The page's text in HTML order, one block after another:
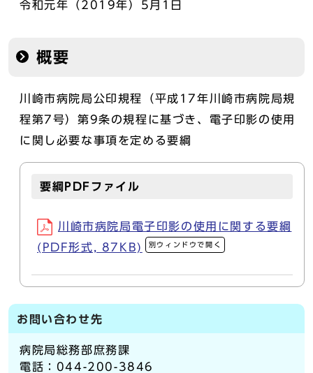
令和元年（2019年）5月1日
概要
川崎市病院局公印規程（平成17年川崎市病院局規
程第7号）第9条の規程に基づき、電子印影の使用
に関し必要な事項を定める要綱
要綱PDFファイル
川崎市病院局電子印影の使用に関する要綱
(PDF形式, 87KB)
別ウィンドウで開く
お問い合わせ先
病院局総務部庶務課
電話：044-200-3846